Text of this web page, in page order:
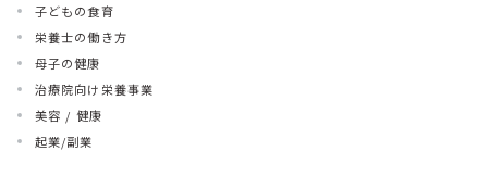
子どもの食育
栄養士の働き方
母子の健康
治療院向け栄養事業
美容 / 健康
起業/副業